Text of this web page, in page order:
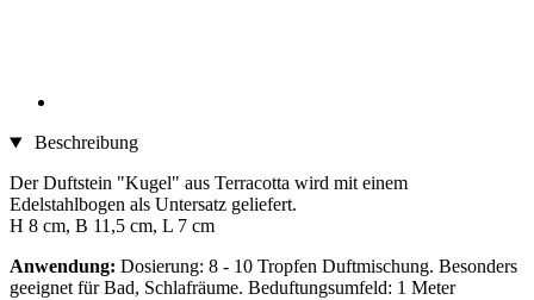
Beschreibung
Der Duftstein "Kugel" aus Terracotta wird mit einem
Edelstahlbogen als Untersatz geliefert.
H 8 cm, B 11,5 cm, L 7 cm
Anwendung: Dosierung: 8 - 10 Tropfen Duftmischung. Besonders
geeignet für Bad, Schlafräume. Beduftungsumfeld: 1 Meter